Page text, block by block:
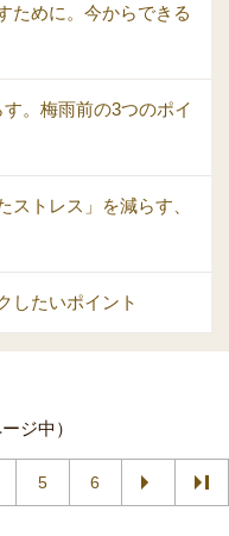
ために。今からできる
。梅雨前の3つのポイ
ストレス」を減らす、
したいポイント
ジ中）
5 6